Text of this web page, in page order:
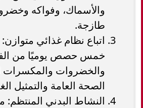
والأسماك، وفواكه
طازجة.
اتباع نظام غذائي متوازن:
خمس حصص يوميًا من
والخضروات والمكسرات
الصحة العامة والتمثيل